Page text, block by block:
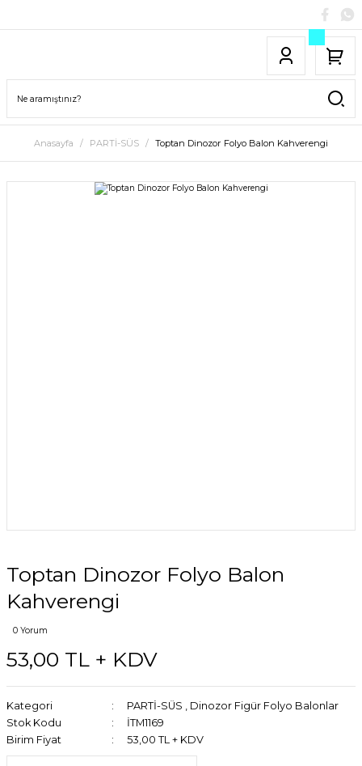
Anasayfa PARTİ-SÜS Toptan Dinozor Folyo Balon Kahverengi
Toptan Dinozor Folyo Balon
Kahverengi
0 Yorum
53,00 TL + KDV
Kategori PARTİ-SÜS , Dinozor Figür Folyo Balonlar
Stok Kodu
İTM1169
Birim Fiyat
53,00 TL + KDV